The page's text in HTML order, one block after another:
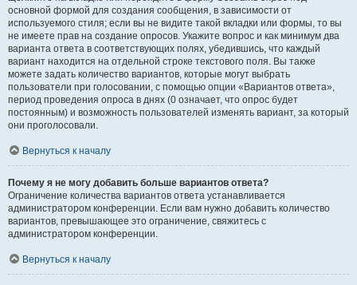
основной формой для создания сообщения, в зависимости от
используемого стиля; если вы не видите такой вкладки или формы, то вы
не имеете прав на создание опросов. Укажите вопрос и как минимум два
варианта ответа в соответствующих полях, убедившись, что каждый
вариант находится на отдельной строке текстового поля. Вы также
можете задать количество вариантов, которые могут выбрать
пользователи при голосовании, с помощью опции «Вариантов ответа»,
период проведения опроса в днях (0 означает, что опрос будет
постоянным) и возможность пользователей изменять вариант, за который
они проголосовали.
Вернуться к началу
Почему я не могу добавить больше вариантов ответа?
Ограничение количества вариантов ответа устанавливается
администратором конференции. Если вам нужно добавить количество
вариантов, превышающее это ограничение, свяжитесь с
администратором конференции.
Вернуться к началу